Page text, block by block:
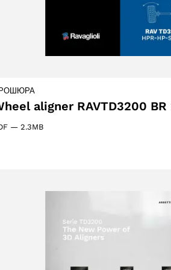
aligner RAVTD3200 BR
— 2.3MB